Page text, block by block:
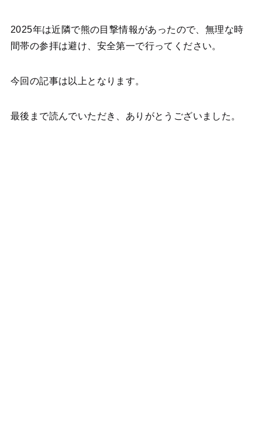
2025年は近隣で熊の目撃情報があったので、無理な時
間帯の参拝は避け、安全第一で行ってください。
今回の記事は以上となります。
最後まで読んでいただき、ありがとうございました。